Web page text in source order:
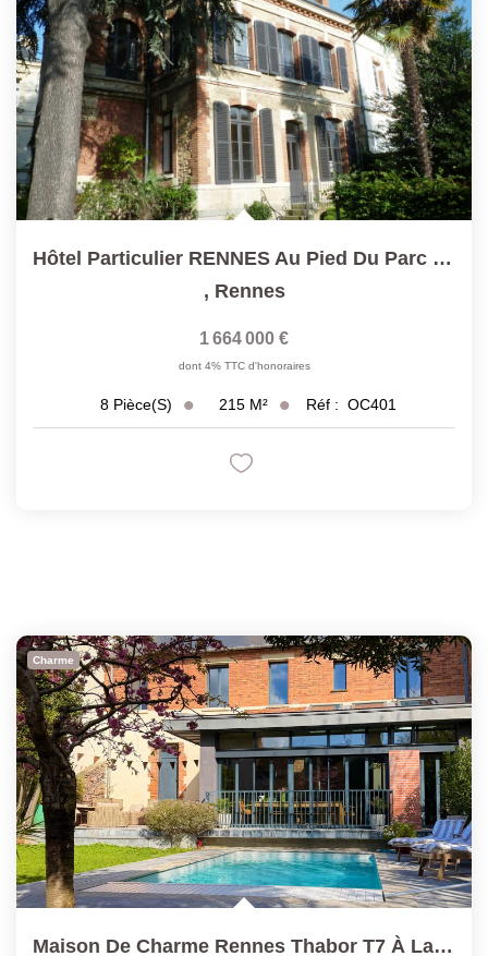
Hôtel Particulier RENNES Au Pied Du Parc Du Thabor
, Rennes
1 664 000 €
dont 4% TTC d'honoraires
8 Pièce(s) 215 M² Réf : OC401
Charme
Maison De Charme Rennes Thabor T7 À La Déco Soignée